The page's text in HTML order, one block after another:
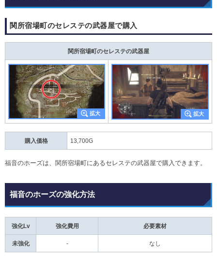
関所宿場町のセレステの武器屋で購入
関所宿場町のセレステの武器屋
購入価格 13,700G
福音のホーズは、関所宿場町にあるセレステの武器屋で購入できます。
福音のホーズの強化方法
強化Lv 強化費用 必要素材
未強化 - なし